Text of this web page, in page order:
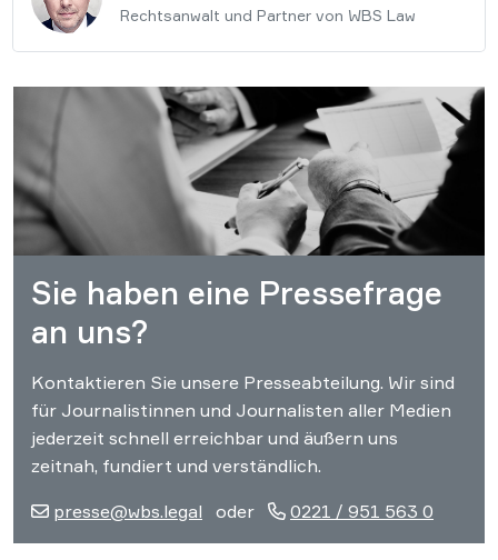
Rechtsanwalt und Partner von WBS Law
Sie haben eine Pressefrage
an uns?
Kontaktieren Sie unsere Presseabteilung. Wir sind
für Journalistinnen und Journalisten aller Medien
jederzeit schnell erreichbar und äußern uns
zeitnah, fundiert und verständlich.
presse@wbs.legal oder 0221 / 951 563 0